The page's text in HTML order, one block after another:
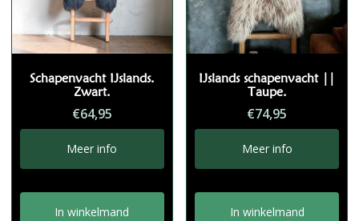
Schapenvacht IJslands.
Zwart.
€64,95
Meer info
In winkelmand
IJslands schapenvacht ||
Taupe.
€74,95
Meer info
In winkelmand